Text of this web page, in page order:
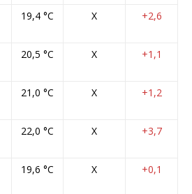
19,4 °C X +2,6
20,5 °C X +1,1
21,0 °C X +1,2
22,0 °C X +3,7
19,6 °C X +0,1